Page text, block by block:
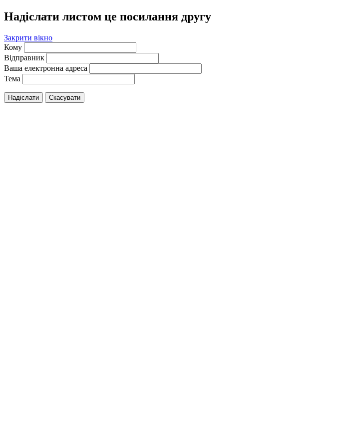
Надіслати листом це посилання другу
Закрити вікно
Кому
Відправник
Ваша електронна адреса
Тема
Надіслати Скасувати